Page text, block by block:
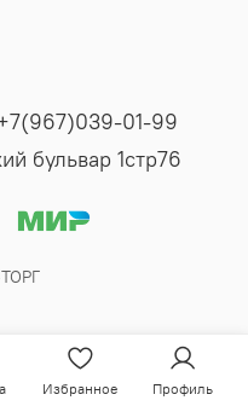
01-99
бульвар 1стр76
Избранное Профиль